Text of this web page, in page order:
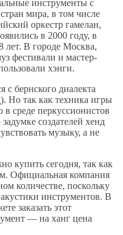
инструменты с
мира, в том числе
оркестр гамелан,
в 2000 году, в
лет. В городе Москва,
фестивали и мастер-
хэнги.
с бернского диалекта
Но так как техника игры
среде перкуссионистов
создателей хенд
музыку, а не
купить сегодня, так как
Официальная компания
количестве, поскольку
инструментов. В
заказать этот
— на ханг цена